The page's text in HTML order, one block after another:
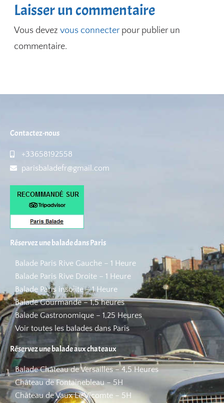
Laisser un commentaire
Vous devezvous connecterpour publier un
commentaire.
Contactez-nous
+33658192558
parisbaladefr@gmail.com
Réservez une balade dans Paris
Balade Paris Rive Gauche – 1 Heure
Balade Paris Rive Droite – 1 Heure
Balade Paris insolite – 1 Heure
Balade Gourmande – 1,5 heures
Balade Gastronomique – 1,25 Heures
Voir toutes les balades dans Paris
Réservez une balade aux chateaux
Balade Château de Versailles – 4,5 Heures
Château de Fontainebleau – 5H
Château de Vaux Le Vicomte – 5H